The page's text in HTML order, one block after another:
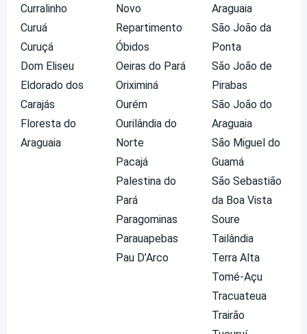
Curralinho
Curuá
Curuçá
Dom Eliseu
Eldorado dos
Carajás
Floresta do
Araguaia
Novo
Repartimento
Óbidos
Oeiras do Pará
Oriximiná
Ourém
Ourilândia do
Norte
Pacajá
Palestina do
Pará
Paragominas
Parauapebas
Pau D’Arco
Araguaia
São João da
Ponta
São João de
Pirabas
São João do
Araguaia
São Miguel do
Guamá
São Sebastião
da Boa Vista
Soure
Tailândia
Terra Alta
Tomé-Açu
Tracuateua
Trairão